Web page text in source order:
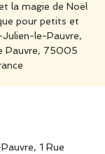
la magie de Noël
pour petits et
le-Pauvre,
Pauvre, 75005
1 Rue